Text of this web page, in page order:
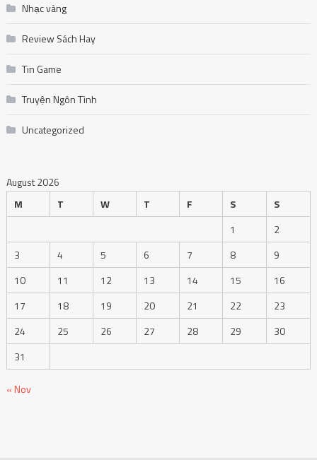
Nhạc vàng
Review Sách Hay
Tin Game
Truyện Ngôn Tình
Uncategorized
August 2026
M
T W T F S
S
1
2
3
4 5 6 7 8
9
10
11 12 13 14 15
16
17
18 19 20 21 22
23
24
25 26 27 28 29
30
31
« Nov